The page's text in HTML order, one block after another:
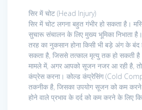
सिर में चोट (Head Injury)
सिर में चोट लगना बहुत गंभीर हो सकता है।
सुचारू संचालन के लिए मुख्य भूमिका निभाता
तरह का नुकसान होना किसी भी बड़े अंग के
सकता है, जिससे तत्काल मृत्यु तक हो सकती
मामले में, अगर आपको सूजन नजर आ रही है,
कंप्रेस करना। कोल्ड कंप्रेसिंग (Cold
तकनीक है, जिसका उपयोग सूजन को कम
होने वाले प्रभाव के दर्द को कम करने के लिए